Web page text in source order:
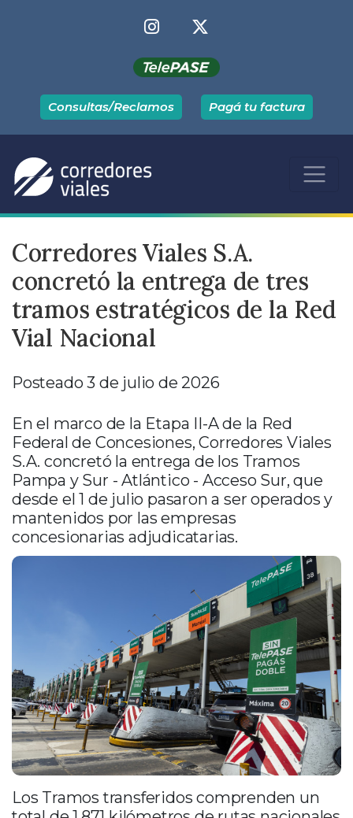
Consultas/Reclamos Pagá tu factura
Corredores Viales S.A.
concretó la entrega de tres
tramos estratégicos de la Red
Vial Nacional
Posteado 3 de julio de 2026
En el marco de la Etapa II-A de la Red
Federal de Concesiones, Corredores Viales
S.A. concretó la entrega de los Tramos
Pampa y Sur - Atlántico - Acceso Sur, que
desde el 1 de julio pasaron a ser operados y
mantenidos por las empresas
concesionarias adjudicatarias.
Los Tramos transferidos comprenden un